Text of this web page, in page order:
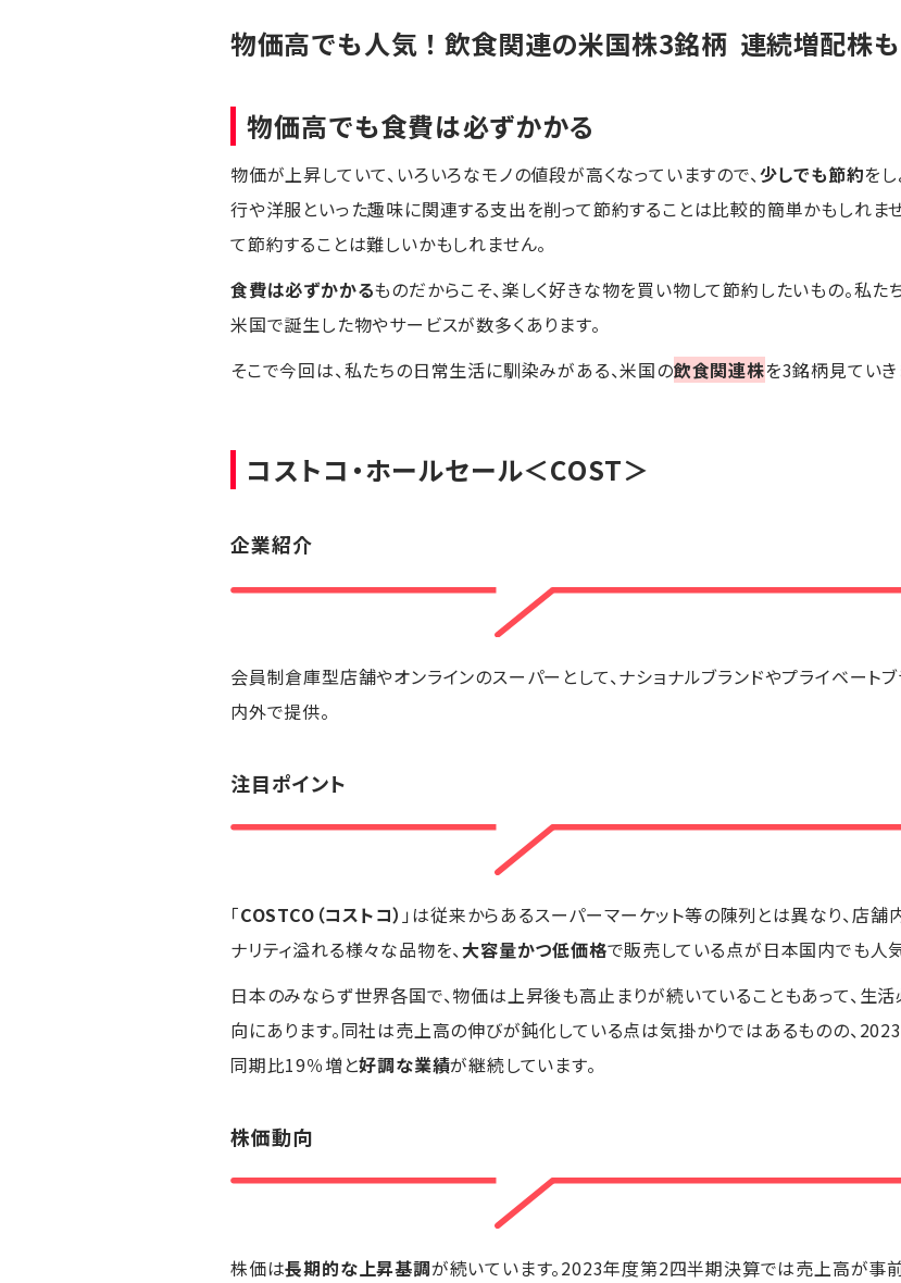
物価高でも人気！飲食関連の米国株3銘柄 連続増配株も
物価高でも食費は必ずかかる
物価が上昇していて、いろいろなモノの値段が高くなっていますので、少しでも節約を
行や洋服といった趣味に関連する支出を削って節約することは比較的簡単かもしれま
て節約することは難しいかもしれません。
食費は必ずかかるものだからこそ、楽しく好きな物を買い物して節約したいもの。私
米国で誕生した物やサービスが数多くあります。
そこで今回は、私たちの日常生活に馴染みがある、米国の飲食関連株を3銘柄見ていき
コストコ・ホールセール＜COST＞
企業紹介
会員制倉庫型店舗やオンラインのスーパーとして、ナショナルブランドやプライベー
内外で提供。
注目ポイント
「COSTCO（コストコ） 」は従来からあるスーパーマーケット等の陳列とは異なり、店
ナリティ溢れる様々な品物を、大容量かつ低価格で販売している点が日本国内でも人
日本のみならず世界各国で、物価は上昇後も高止まりが続いていることもあって、生
向にあります。同社は売上高の伸びが鈍化している点は気掛かりではあるものの、
同期比19％増と好調な業績が継続しています。
株価動向
株価は長期的な上昇基調が続いています。2023年度第2四半期決算では売上高が事